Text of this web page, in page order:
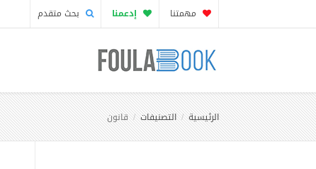
مهمتنا إدعمنا بحث متقدم
الرئيسية التصنيفات قانون